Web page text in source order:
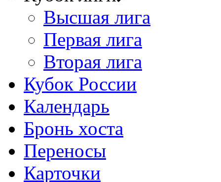
Высшая лига
Первая лига
Вторая лига
Кубок России
Календарь
Бронь хоста
Переносы
Карточки